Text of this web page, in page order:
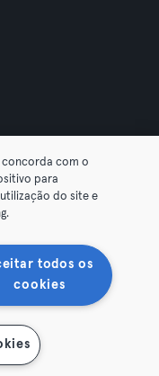
je contract terug
com o
para
do site e
todos os
cookies